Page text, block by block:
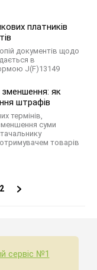
платників
документів щодо
в
J(F)13149
як
штрафів
термінів,
суми
товарів